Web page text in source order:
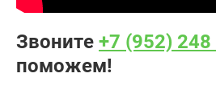
Звоните +7 (952) 248
поможем!